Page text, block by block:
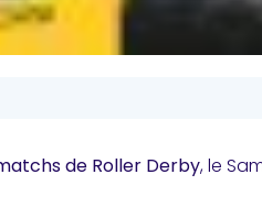
de Roller Derby, le